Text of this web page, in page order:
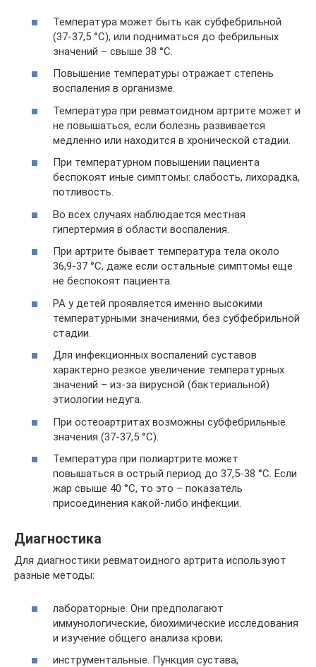
Температура может быть как субфебрильной
(37-37,5 °C), или подниматься до фебрильных
значений – свыше 38 °C.
Повышение температуры отражает степень
воспаления в организме.
Температура при ревматоидном артрите может и
не повышаться, если болезнь развивается
медленно или находится в хронической стадии.
При температурном повышении пациента
беспокоят иные симптомы: слабость, лихорадка,
потливость.
Во всех случаях наблюдается местная
гипертермия в области воспаления.
При артрите бывает температура тела около
36,9-37 °C, даже если остальные симптомы еще
не беспокоят пациента.
РА у детей проявляется именно высокими
температурными значениями, без субфебрильной
стадии.
Для инфекционных воспалений суставов
характерно резкое увеличение температурных
значений – из-за вирусной (бактериальной)
этиологии недуга.
При остеоартритах возможны субфебрильные
значения (37-37,5 °C).
Температура при полиартрите может
повышаться в острый период до 37,5-38 °C. Если
жар свыше 40 °C, то это – показатель
присоединения какой-либо инфекции.
Диагностика
Для диагностики ревматоидного артрита используют
разные методы:
лабораторные. Они предполагают
иммунологические, биохимические исследования
и изучение общего анализа крови;
инструментальные. Пункция сустава,